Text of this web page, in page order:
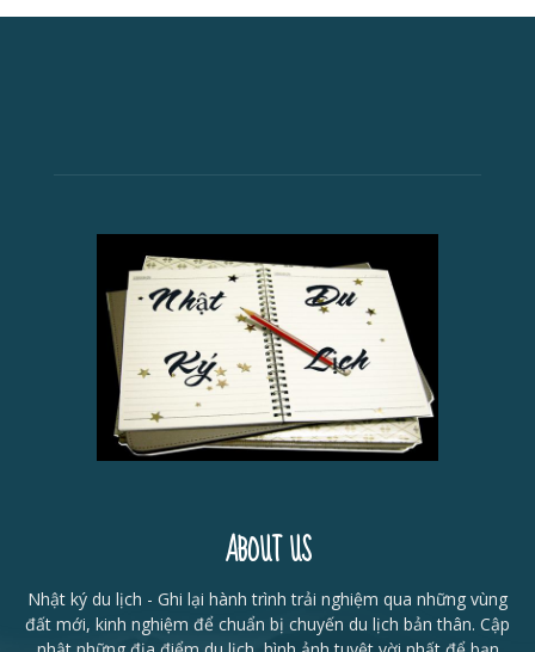
ABOUT US
Nhật ký du lịch - Ghi lại hành trình trải nghiệm qua những vùng
đất mới, kinh nghiệm để chuẩn bị chuyến du lịch bản thân. Cập